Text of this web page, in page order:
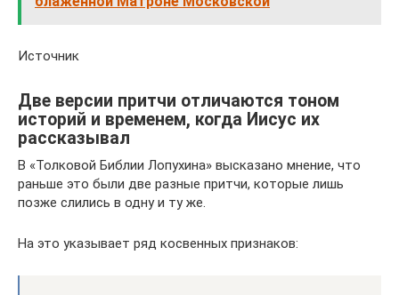
Источник
Две версии притчи отличаются тоном
историй и временем, когда Иисус их
рассказывал
В «Толковой Библии Лопухина» высказано мнение, что
раньше это были две разные притчи, которые лишь
позже слились в одну и ту же.
На это указывает ряд косвенных признаков: